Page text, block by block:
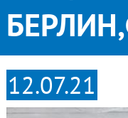
12.07.21